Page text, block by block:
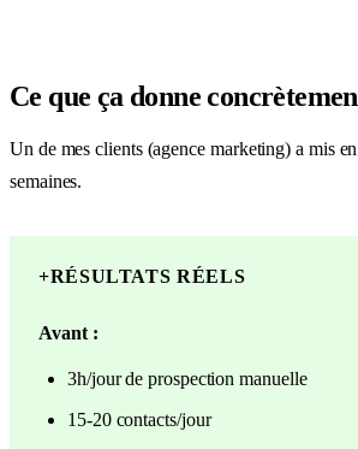
Ce que ça donne
Un de mes clients (agence marketing) a mis
semaines.
+RÉSULTATS RÉELS
Avant :
3h/jour de prospection manuelle
15-20 contacts/jour